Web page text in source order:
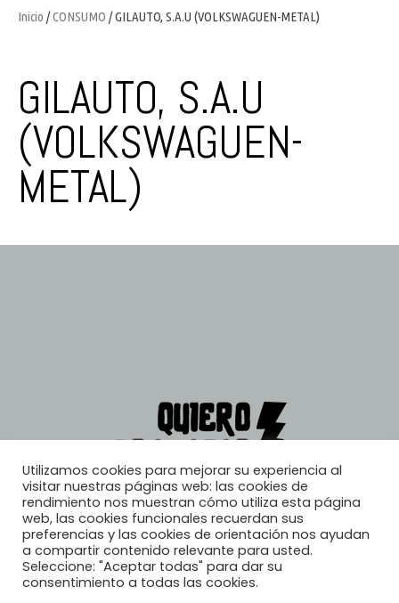
Inicio /CONSUMO / GILAUTO, S.A.U (VOLKSWAGUEN-METAL)
GILAUTO, S.A.U
(VOLKSWAGUEN-
METAL)
Utilizamos cookies para mejorar su experiencia al
visitar nuestras páginas web: las cookies de
rendimiento nos muestran cómo utiliza esta página
web, las cookies funcionales recuerdan sus
preferencias y las cookies de orientación nos ayudan
a compartir contenido relevante para usted.
Seleccione: "Aceptar todas" para dar su
consentimiento a todas las cookies.